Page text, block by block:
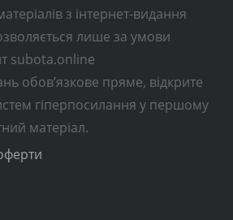
з інтернет-видання
лише за умови
subota.online
обов’язкове пряме, відкрите
гіперпосилання у першому
матеріал.